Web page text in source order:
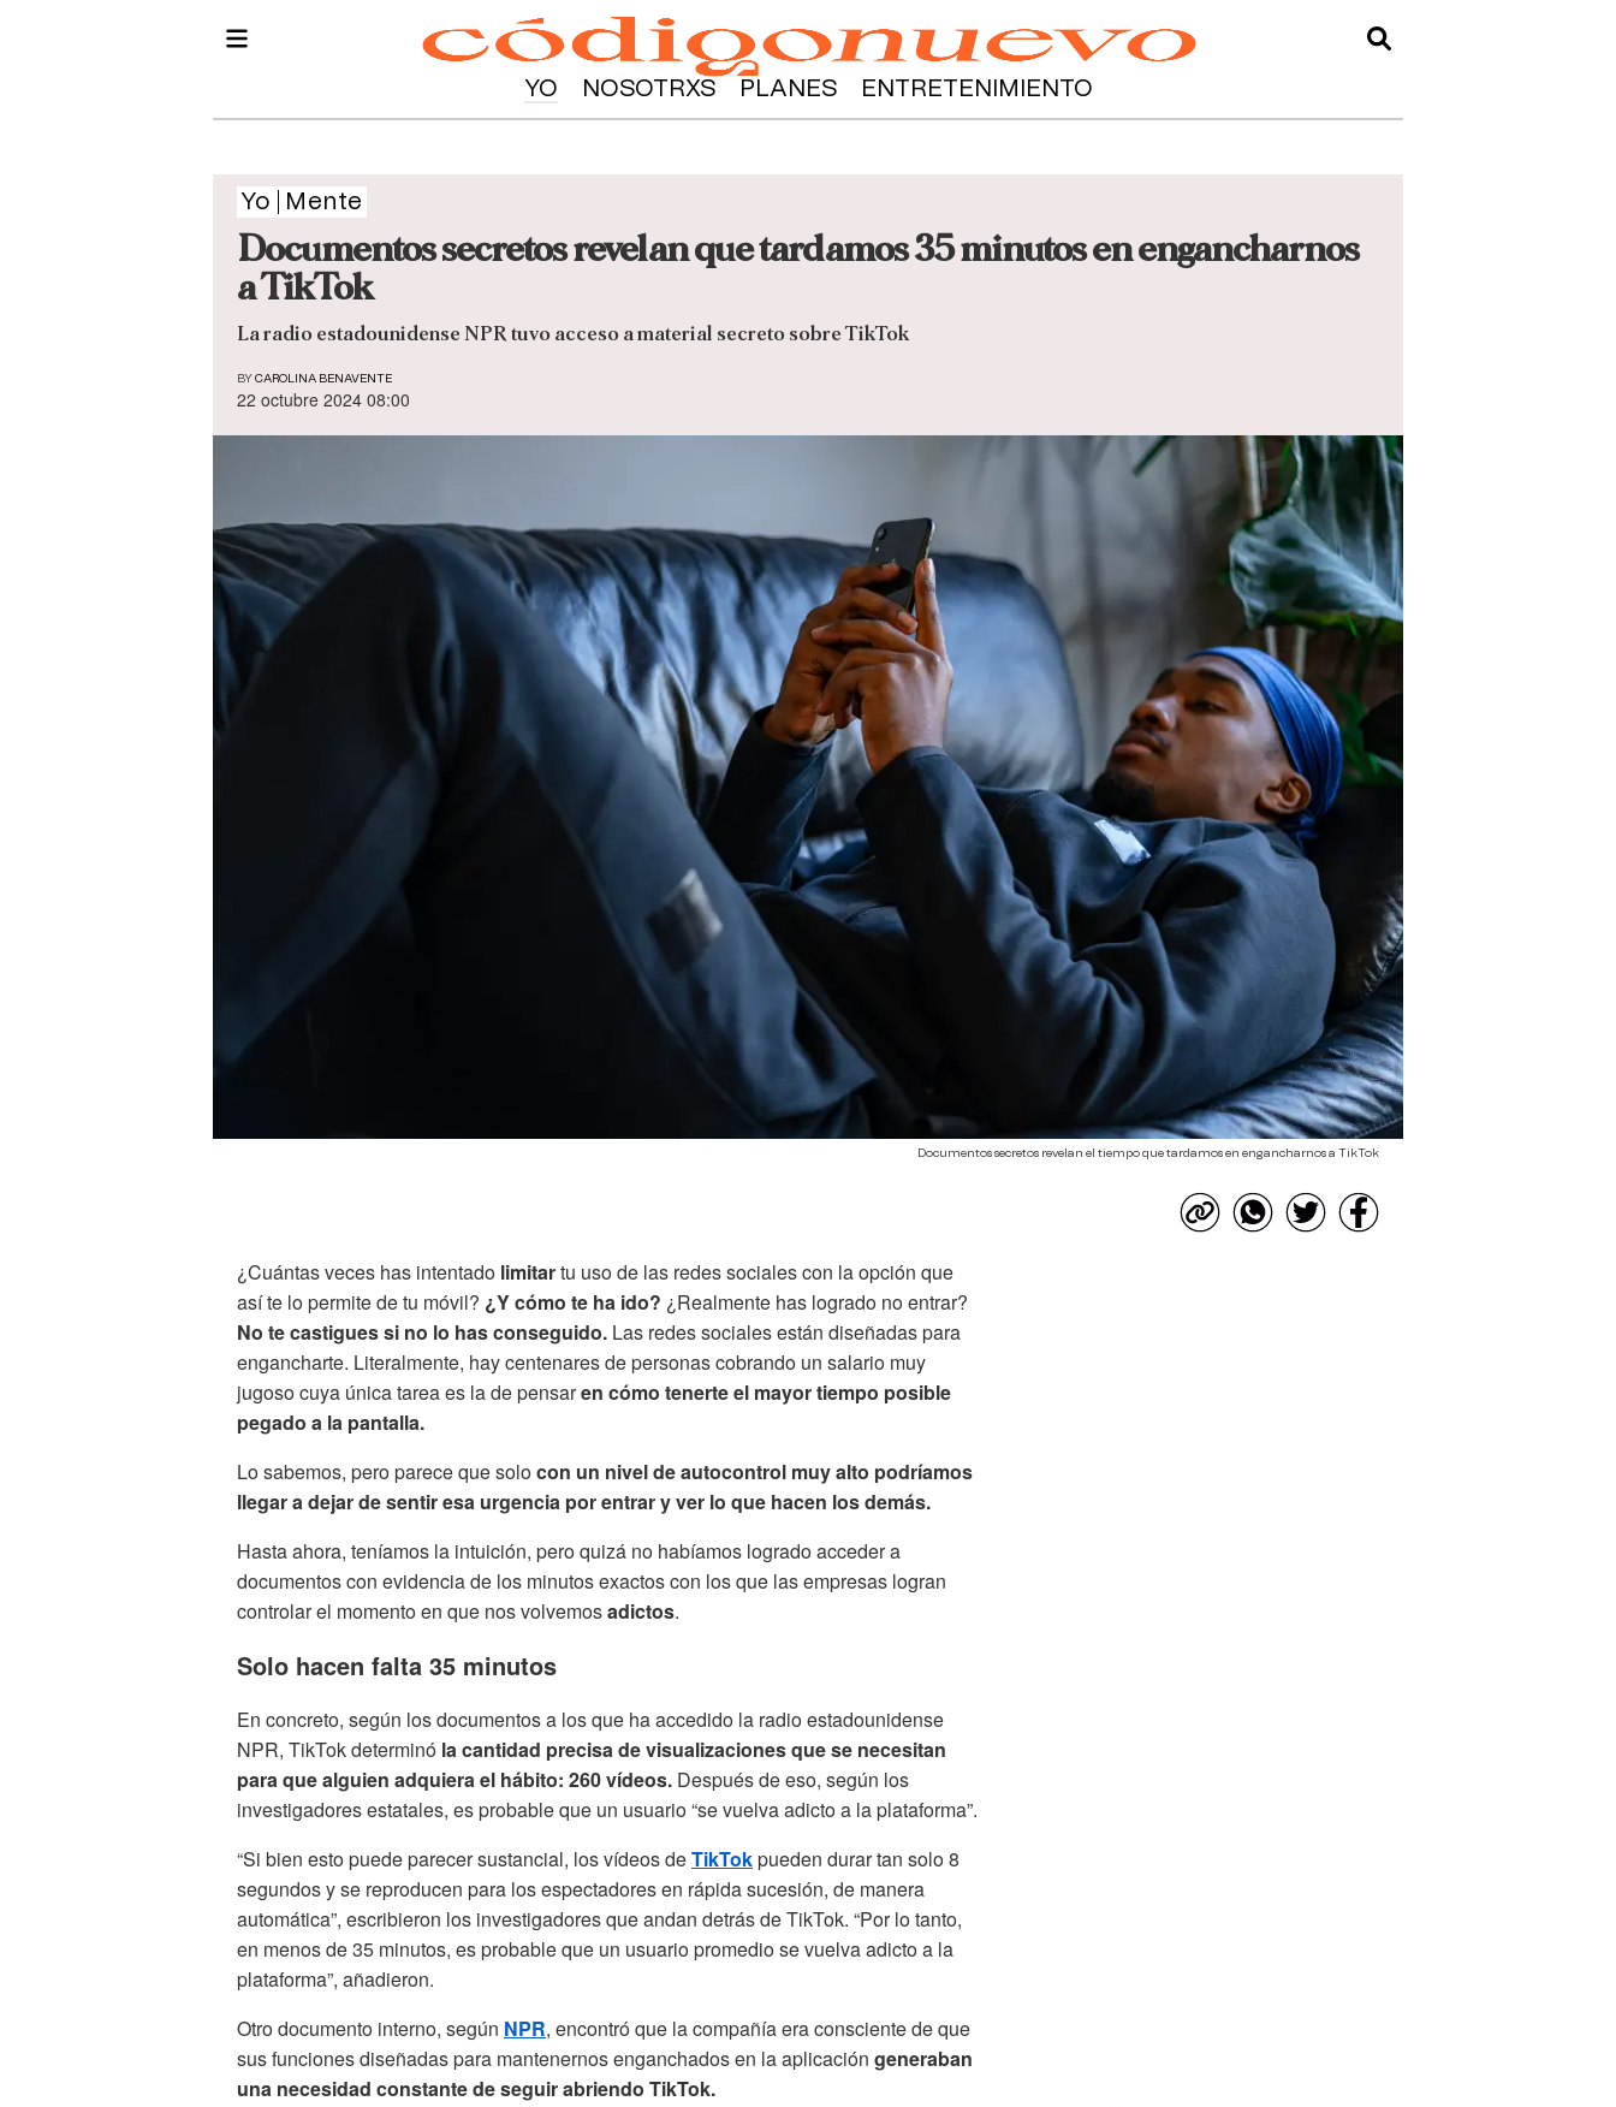
YO NOSOTRXS PLANES ENTRETENIMIENTO
Yo Mente
Documentos secretos revelan que tardamos 35 minutos en engancharnos
a TikTok
La radio estadounidense NPR tuvo acceso a material secreto sobre TikTok
BY CAROLINA BENAVENTE
22 octubre 2024 08:00
Documentos secretos revelan el tiempo que tardamos en engancharnos a TikTok
¿Cuántas veces has intentado limitartu uso de las redes sociales con la opción que
así te lo permite de tu móvil? ¿Y cómo te ha ido? ¿Realmente has logrado no entrar?
No te castigues si no lo has conseguido. Las redes sociales están diseñadas para
engancharte. Literalmente, hay centenares de personas cobrando un salario muy
jugoso cuya única tarea es la de pensaren cómo tenerte el mayor tiempo posible
pegado a la pantalla.
Lo sabemos, pero parece que solocon un nivel de autocontrol muy alto podríamos
llegar a dejar de sentir esa urgencia por entrar y ver lo que hacen los demás.
Hasta ahora, teníamos la intuición, pero quizá no habíamos logrado acceder a
documentos con evidencia de los minutos exactos con los que las empresas logran
controlar el momento en que nos volvemosadictos.
Solo hacen falta 35 minutos
En concreto, según los documentos a los que ha accedido la radio estadounidense
NPR, TikTok determinó la cantidad precisa de visualizaciones que se necesitan
para que alguien adquiera el hábito: 260 vídeos. Después de eso, según los
investigadores estatales, es probable que un usuario “se vuelva adicto a la plataforma”.
“Si bien esto puede parecer sustancial, los vídeos deTikTokpueden durar tan solo 8
segundos y se reproducen para los espectadores en rápida sucesión, de manera
automática”, escribieron los investigadores que andan detrás de TikTok. “Por lo tanto,
en menos de 35 minutos, es probable que un usuario promedio se vuelva adicto a la
plataforma”, añadieron.
Otro documento interno, según NPR, encontró que la compañía era consciente de que
sus funciones diseñadas para mantenernos enganchados en la aplicación generaban
una necesidad constante de seguir abriendo TikTok.